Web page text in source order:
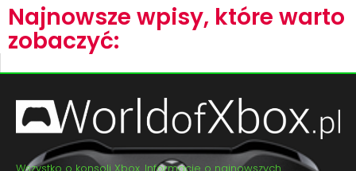
Najnowsze wpisy, które warto
zobaczyć:
Wszystko o konsoli Xbox. Informacje o najnowszych